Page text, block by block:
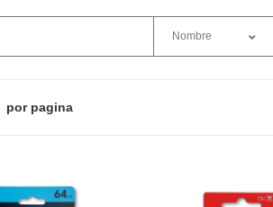
Nombre
por pagina